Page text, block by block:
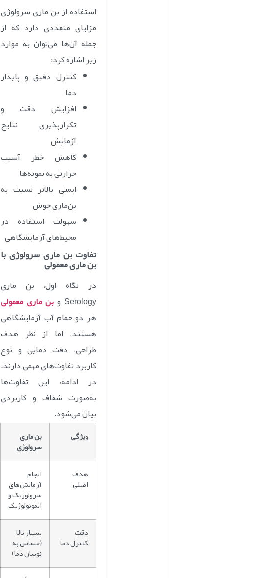
استفاده از بن ماری سرولوژی
مزایای متعددی دارد که از
جمله آن‌ها می‌توان به موارد
زیر اشاره کرد:
کنترل دقیق و پایدار
دما
افزایش دقت و
تکرارپذیری نتایج
آزمایش
کاهش خطر آسیب
حرارتی به نمونه‌ها
ایمنی بالاتر نسبت به
بن‌ماری جوش
سهولت استفاده در
محیط‌های آزمایشگاهی
تفاوت بن ماری سرولوژی با
بن ماری معمولی
در نگاه اول، بن ماری
Serology و
بن ماری معمولی
هر دو حمام آب آزمایشگاهی
هستند، اما از نظر هدف
طراحی، دقت دمایی و نوع
کاربرد تفاوت‌های مهمی دارند.
در ادامه، این تفاوت‌ها
به‌صورت شفاف و کاربردی
بیان می‌شود.
ویژگی بن ماری
سرولوژی
هدف
اصلی
انجام
آزمایش‌های
سرولوژیک و
ایمونولوژیک
دقت
کنترل دما
بسیار بالا
(حساس به
نوسان دما)